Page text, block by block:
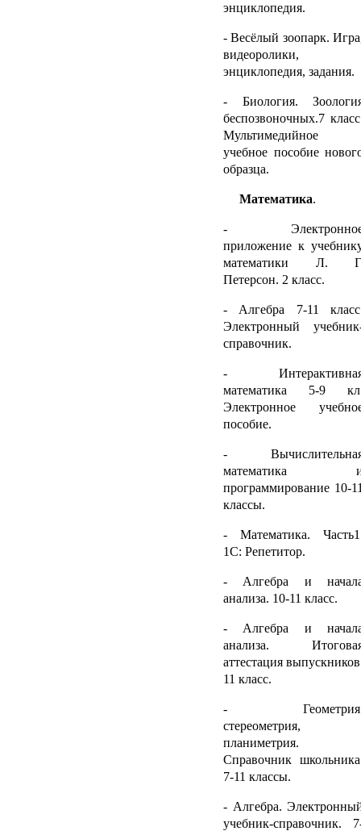
энциклопедия.
- Весёлый зоопарк.
видеоролики,
энциклопедия, задания.
- Биология.
беспозвоночных.7
Мультимедийное
учебное пособие
образца.
Математика.
-
приложение к
математики Л.
Петерсон. 2 класс.
- Алгебра 7-11
Электронный
справочник.
-
математика 5-9
Электронное
пособие.
-
математика
программирование 10-
классы.
- Математика.
1С: Репетитор.
- Алгебра и
анализа. 10-11 класс.
- Алгебра и
анализа.
аттестация
11 класс.
-
стереометрия,
планиметрия.
Справочник
7-11 классы.
- Алгебра.
учебник-справочник.